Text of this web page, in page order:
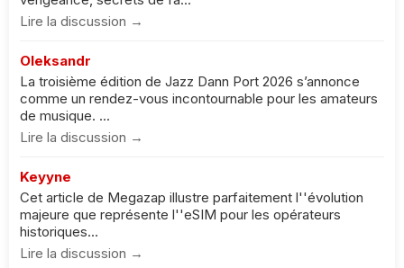
Lire la discussion →
Oleksandr
La troisième édition de Jazz Dann Port 2026 s’annonce
comme un rendez-vous incontournable pour les amateurs
de musique. ...
Lire la discussion →
Keyyne
Cet article de Megazap illustre parfaitement l''évolution
majeure que représente l''eSIM pour les opérateurs
historiques...
Lire la discussion →